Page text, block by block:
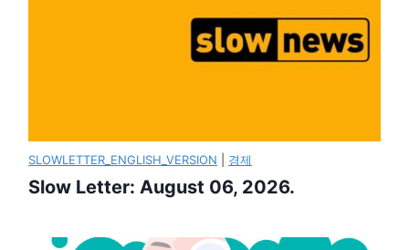
SLOWLETTER_ENGLISH_VERSION 경제
Slow Letter: August 06, 2026.